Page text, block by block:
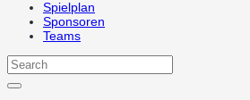
Spielplan
Sponsoren
Teams